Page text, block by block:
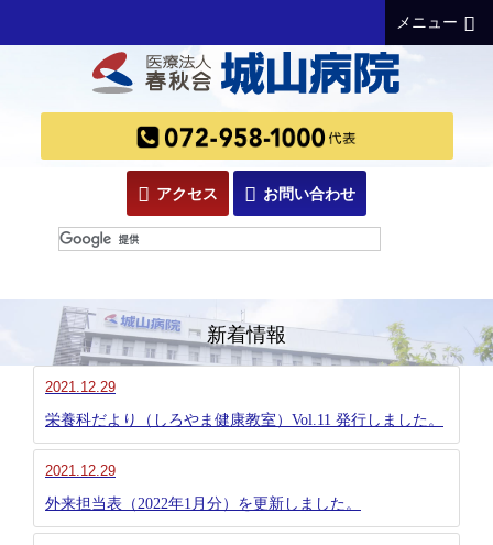
アクセス お問い合わせ
メニュー
新着情報
2021.12.29
栄養科だより（しろやま健康教室）Vol.11 発行しました。
2021.12.29
外来担当表（2022年1月分）を更新しました。